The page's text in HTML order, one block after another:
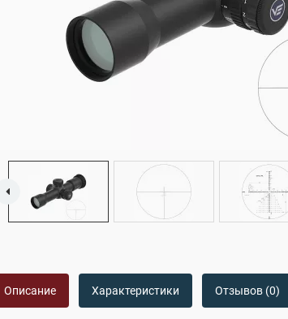
Описание Характеристики Отзывов (0)